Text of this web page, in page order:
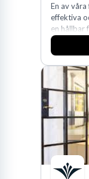
En av
effektiva
en hållbar
fler